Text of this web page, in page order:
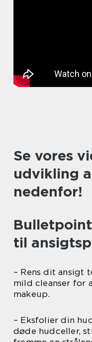
Se vores
udvikling
nedenfor!
til
– Rens dit ansigt
mild cleanser for
makeup.
– Eksfolier din
døde hudceller,